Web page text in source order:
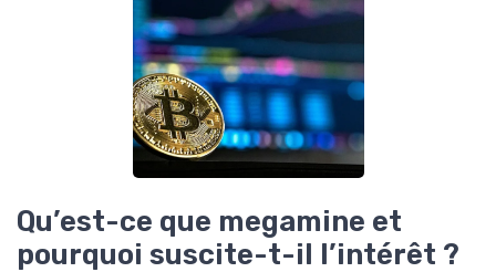
Qu’est-ce que megamine et
pourquoi suscite-t-il l’intérêt ?